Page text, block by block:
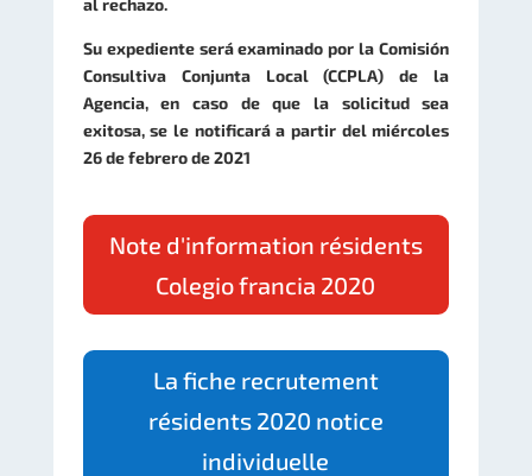
Su expediente será examinado por la Comisión
Consultiva Conjunta Local (CCPLA) de la
Agencia, en caso de que la solicitud sea
exitosa, se le notificará a partir del miércoles
26 de febrero de 2021
Note d'information résidents
Colegio francia 2020
La fiche recrutement
résidents 2020 notice
individuelle